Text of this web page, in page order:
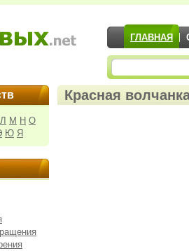
ГЛАВНАЯ
Л М Н О
Ю Я
Красная